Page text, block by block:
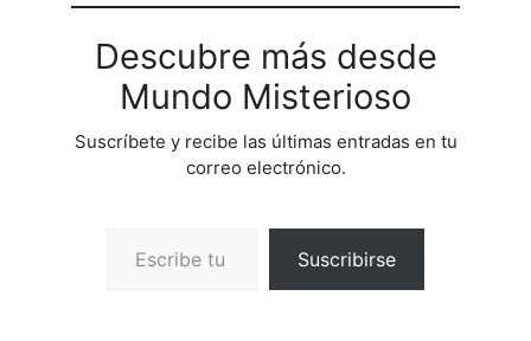
Descubre más desde
Mundo Misterioso
Suscríbete y recibe las últimas entradas en tu
correo electrónico.
Suscribirse